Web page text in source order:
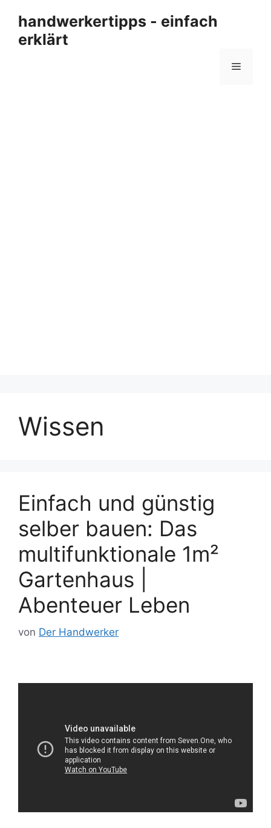
Inhalt
springen
handwerkertipps - einfach
erklärt
Menü
Wissen
Einfach und günstig
selber bauen: Das
multifunktionale 1m²
Gartenhaus |
Abenteuer Leben
von Der Handwerker